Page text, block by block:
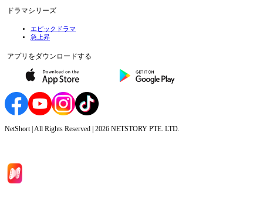
ドラマシリーズ
エピックドラマ
急上昇
アプリをダウンロードする
NetShort | All Rights Reserved | 2026 NETSTORY PTE. LTD.